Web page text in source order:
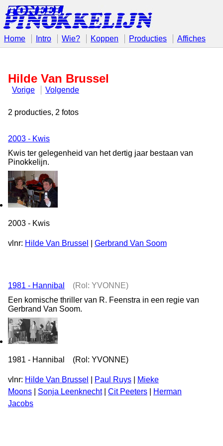
Home Intro Wie? Koppen Producties Affiches
Hilde Van Brussel
Vorige Volgende
2 producties, 2 fotos
2003 - Kwis
Kwis ter gelegenheid van het dertig jaar bestaan van
Pinokkelijn.
2003 - Kwis
vlnr: Hilde Van Brussel Gerbrand Van Soom
1981 - Hannibal
(Rol: YVONNE)
Een komische thriller van R. Feenstra in een regie van
Gerbrand Van Soom.
1981 - Hannibal (Rol: YVONNE)
vlnr: Hilde Van Brussel Paul Ruys
Mieke
Moons
Sonja Leenknecht| Cit Peeters
Herman
Jacobs